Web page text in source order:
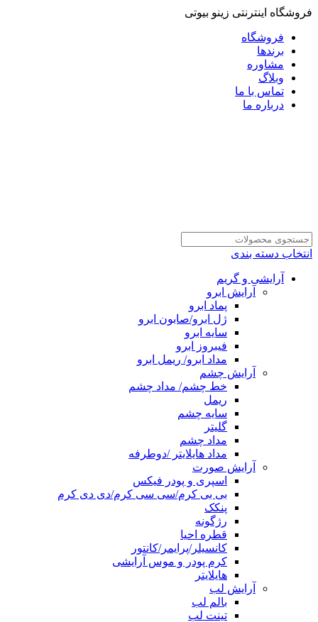
فروشگاه اینترنتی زینو بیوتی
فروشگاه
برندها
مشاوره
وبلاگ
تماس با ما
درباره ما
انتخاب دسته بندی
آرایشی و گریم
آرایش ابرو
پماد ابرو
ژل ابرو/صابون ابرو
سایه ابرو
فیبروز ابرو
مداد ابرو/ ریمل ابرو
آرایش چشم
خط چشم/ مداد چشم
ریمل
سایه چشم
گلیتر
مداد چشم
مداد هایلایتر /دوطرفه
آرایش صورت
اسپری و پودر فیکس
بی بی کرم/سی سی کرم/دی دی کرم
پنکک
رژگونه
قطره احیا
کانسیلر/پرایمر/کانتور
کرم پودر و موس آرایشی
هایلایتر
آرایش لب
بالم لب
تینت لب